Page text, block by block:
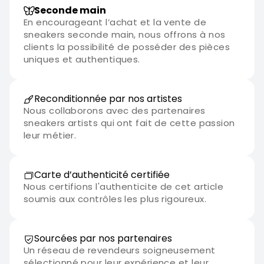
Seconde main
En encourageant l’achat et la vente de
sneakers seconde main, nous offrons à nos
clients la possibilité de posséder des pièces
uniques et authentiques.
Reconditionnée par nos artistes
Nous collaborons avec des partenaires
sneakers artists qui ont fait de cette passion
leur métier.
Carte d’authenticité certifiée
Nous certifions l'authenticite de cet article
soumis aux contrôles les plus rigoureux.
Sourcées par nos partenaires
Un réseau de revendeurs soigneusement